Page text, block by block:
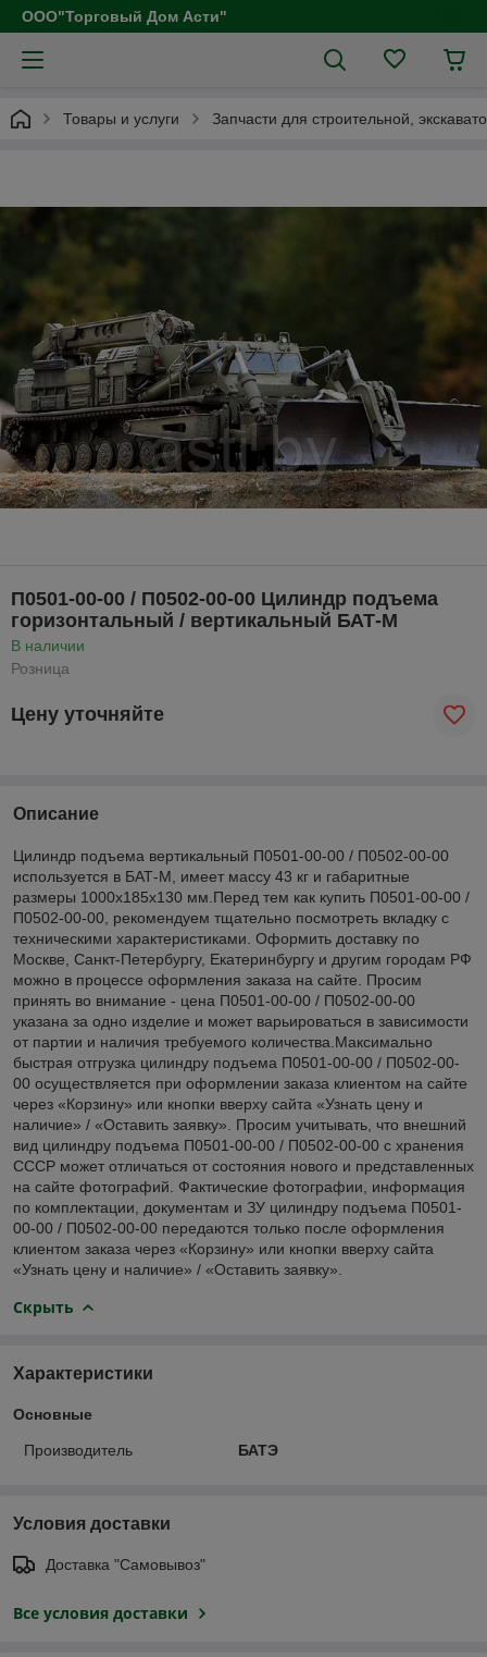
ООО"Торговый Дом Асти"
Товары и услуги Запчасти для строительной,
П0501-00-00 / П0502-00-00 Цилиндр подъема
горизонтальный / вертикальный БАТ-М
В наличии
Розница
Цену уточняйте
Описание
Цилиндр подъема вертикальный П0501-00-00 / П0502-00-00
используется в БАТ-М, имеет массу 43 кг и габаритные
размеры 1000x185x130 мм.Перед тем как купить П0501-00-00 /
П0502-00-00, рекомендуем тщательно посмотреть вкладку с
техническими характеристиками. Оформить доставку по
Москве, Санкт-Петербургу, Екатеринбургу и другим городам РФ
можно в процессе оформления заказа на сайте. Просим
принять во внимание - цена П0501-00-00 / П0502-00-00
указана за одно изделие и может варьироваться в зависимости
от партии и наличия требуемого количества.Максимально
быстрая отгрузка цилиндру подъема П0501-00-00 / П0502-00-
00 осуществляется при оформлении заказа клиентом на сайте
через «Корзину» или кнопки вверху сайта «Узнать цену и
наличие» / «Оставить заявку». Просим учитывать, что внешний
вид цилиндру подъема П0501-00-00 / П0502-00-00 с хранения
СССР может отличаться от состояния нового и представленных
на сайте фотографий. Фактические фотографии, информация
по комплектации, документам и ЗУ цилиндру подъема П0501-
00-00 / П0502-00-00 передаются только после оформления
клиентом заказа через «Корзину» или кнопки вверху сайта
«Узнать цену и наличие» / «Оставить заявку».
Скрыть
Характеристики
Основные
Производитель БАТЭ
Условия доставки
Доставка "Самовывоз"
Все условия доставки